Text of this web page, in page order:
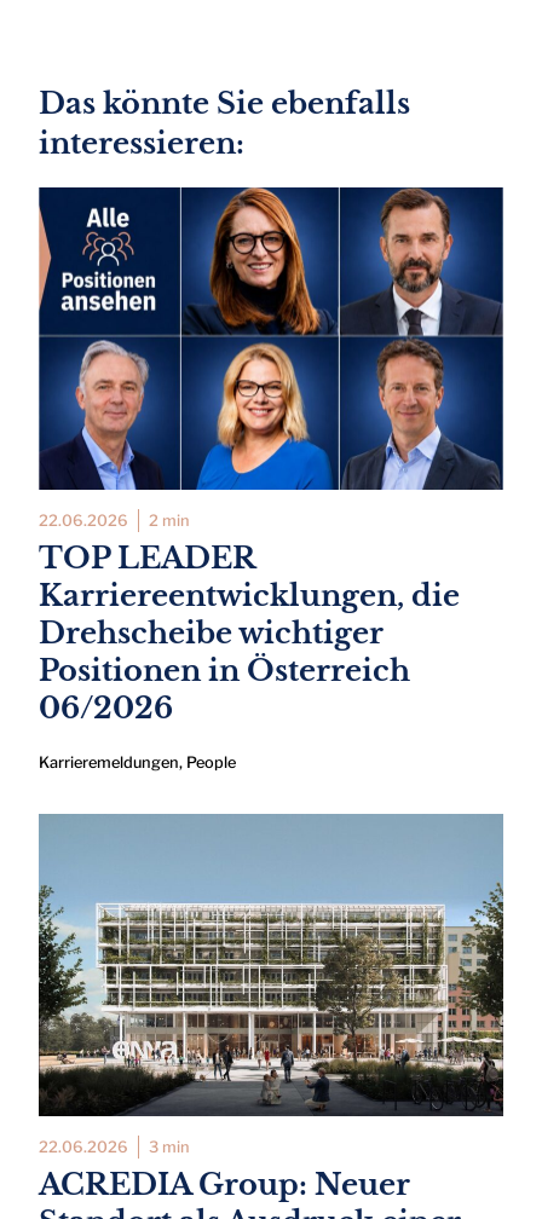
Das könnte Sie ebenfalls
interessieren:
22.06.2026 2 min
TOP LEADER
Karriereentwicklungen, die
Drehscheibe wichtiger
Positionen in Österreich
06/2026
Karrieremeldungen, People
22.06.2026 3 min
ACREDIA Group: Neuer